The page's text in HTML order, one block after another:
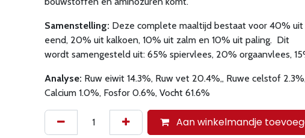
Samenstelling: Deze complete maaltijd bestaat voor 40%
eend, 20% uit kalkoen, 10% uit zalm en 10% uit paling. Dit
wordt samengesteld uit: 65% spiervlees, 20% orgaanvlees,
Analyse: Ruw eiwit 14.3%, Ruw vet 20.4%,, Ruwe celstof
Calcium 1.0%, Fosfor 0.6%, Vocht 61.6%
Aan winkelmandje